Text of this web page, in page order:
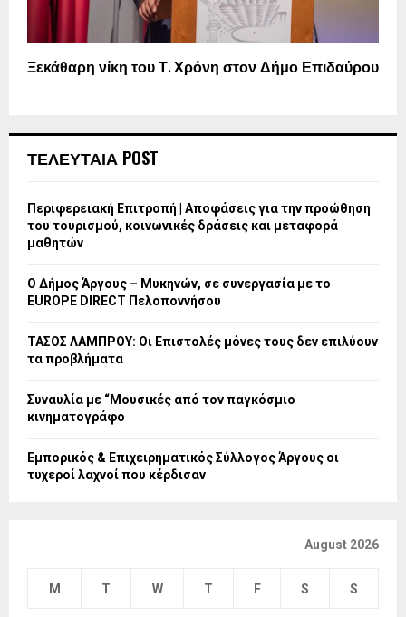
Ξεκάθαρη νίκη του Τ. Χρόνη στον Δήμο Επιδαύρου
ΤΕΛΕΥΤΑΙΑ POST
Περιφερειακή Επιτροπή | Αποφάσεις για την προώθηση
του τουρισμού, κοινωνικές δράσεις και μεταφορά
μαθητών
Ο Δήμος Άργους – Μυκηνών, σε συνεργασία με το
EUROPE DIRECT Πελοποννήσου
ΤΑΣΟΣ ΛΑΜΠΡΟΥ: Οι Επιστολές μόνες τους δεν επιλύουν
τα προβλήματα
Συναυλία με “Μουσικές από τον παγκόσμιο
κινηματογράφο
Εμπορικός & Επιχειρηματικός Σύλλογος Άργους οι
τυχεροί λαχνοί που κέρδισαν
August 2026
M T W T F S S